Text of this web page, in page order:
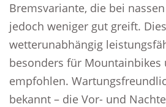
Bremsvariante, die bei
jedoch weniger gut greift.
wetterunabhängig
besonders für Mountainbikes
empfohlen.
bekannt – die Vor- und